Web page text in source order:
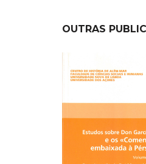
OUTRAS
NEW